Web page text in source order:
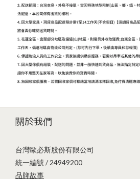
關於我們
台灣歐必斯股份有限公司
統一編號 / 24949200
品牌故事